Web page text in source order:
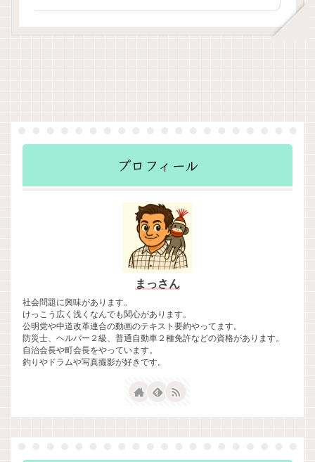
プロフィール
まっさん
社会問題に興味があります。
けっこう広く浅くなんでも関心があります。
公明党や中道改革連合の動画のテキスト要約やってます。
防災士、ヘルパー２級、普通自動車２種免許などの資格があります。
自治会長や町会長をやっています。
釣りやドラムや写真撮影が好きです。